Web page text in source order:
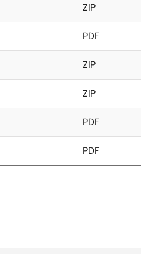
ZIP
PDF
ZIP
ZIP
PDF
PDF